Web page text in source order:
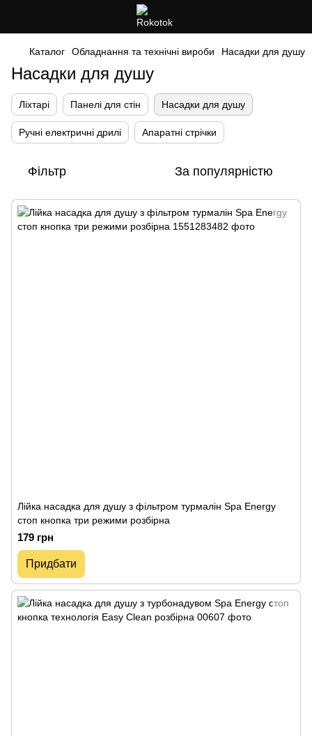
Каталог Обладнання та технічні вироби Насадки для душу
Насадки для душу
Ліхтарі Панелі для стін Насадки для душу
Ручні електричні дрилі Апаратні стрічки
Фільтр За популярністю
Лійка насадка для душу з фільтром турмалін Spa Energy
стоп кнопка три режими розбірна
179 грн
Придбати